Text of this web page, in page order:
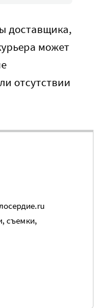
доставщика,
может
отсутствии
съемки,